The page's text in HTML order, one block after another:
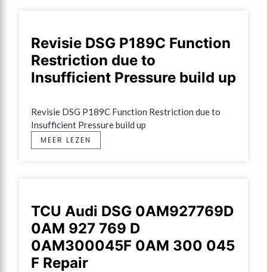
Revisie DSG P189C Function
Restriction due to
Insufficient Pressure build up
Revisie DSG P189C Function Restriction due to
Insufficient Pressure build up
MEER LEZEN
TCU Audi DSG 0AM927769D
0AM 927 769 D
0AM300045F 0AM 300 045
F Repair